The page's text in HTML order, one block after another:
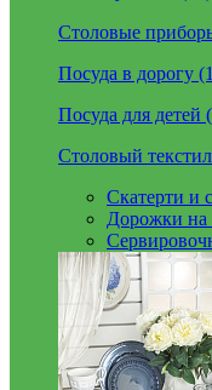
Столовые
Посуда в дорогу
Посуда для детей
Столовый
Скатерти и
Дорожки на